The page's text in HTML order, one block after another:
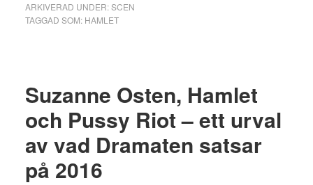
ARKIVERAD UNDER:SCEN
TAGGAD SOM: HAMLET
Suzanne Osten, Hamlet
och Pussy Riot – ett urval
av vad Dramaten satsar
på 2016